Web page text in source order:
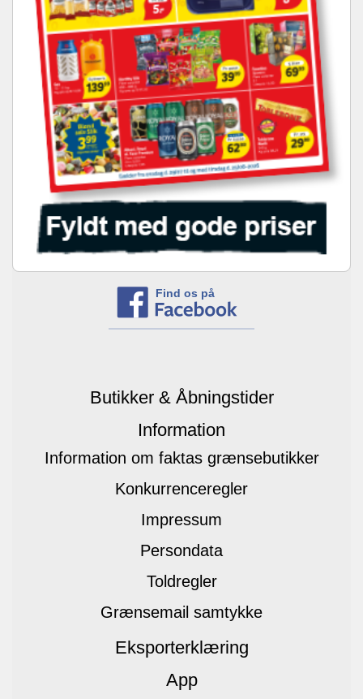
Find os på
Butikker & Åbningstider
Information
Information om faktas grænsebutikker
Konkurrenceregler
Impressum
Persondata
Toldregler
Grænsemail samtykke
Eksporterklæring
App